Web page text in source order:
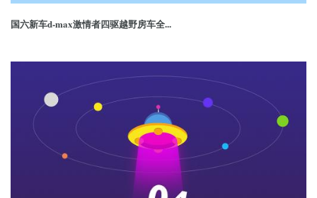
国六新车d-max激情者四驱越野房车全...